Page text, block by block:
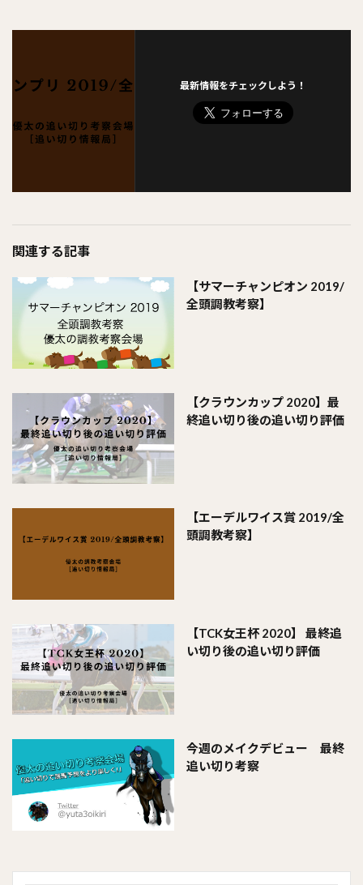
最新情報をチェックしよう！
関連する記事
【サマーチャンピオン 2019/
全頭調教考察】
【クラウンカップ 2020】最
終追い切り後の追い切り評価
【エーデルワイス賞 2019/全
頭調教考察】
【TCK女王杯 2020】 最終追
い切り後の追い切り評価
今週のメイクデビュー 最終
追い切り考察